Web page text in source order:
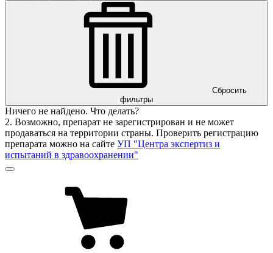
Сбросить
фильтры
Ничего не найдено. Что делать?
2. Возможно, препарат не зарегистрирован и не может
продаваться на территории страны. Проверить регистрацию
препарата можно на сайте УП "Центра экспертиз и
испытаний в здравоохранении"